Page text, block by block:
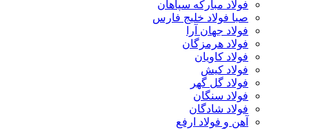
فولاد مبارکه سپاهان
صبا فولاد خلیج فارس
فولاد جهان آرا
فولاد هرمزگان
فولاد کاویان
فولاد کیش
فولاد گل گهر
فولاد سنگان
فولاد شادگان
آهن و فولاد ارفع